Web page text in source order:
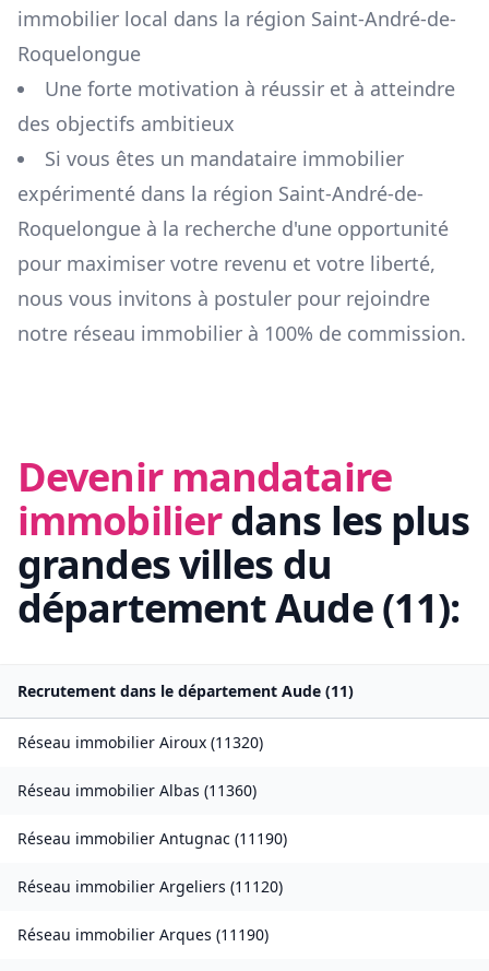
immobilier local dans la région Saint-André-de-
Roquelongue
Une forte motivation à réussir et à atteindre
des objectifs ambitieux
Si vous êtes un mandataire immobilier
expérimenté dans la région Saint-André-de-
Roquelongue à la recherche d'une opportunité
pour maximiser votre revenu et votre liberté,
nous vous invitons à postuler pour rejoindre
notre réseau immobilier à 100% de commission.
Devenir mandataire
immobilierdans les plus
grandes villes du
départementAude(11):
Recrutement dans le département Aude (11)
Réseau immobilier Airoux (11320)
Réseau immobilier Albas (11360)
Réseau immobilier Antugnac (11190)
Réseau immobilier Argeliers (11120)
Réseau immobilier Arques (11190)